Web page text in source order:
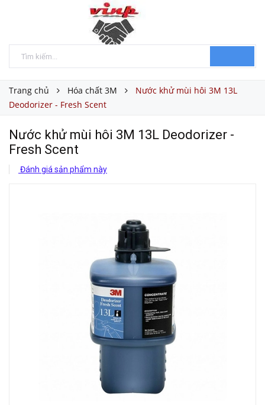
Trang chủ Hóa chất 3M
Nước khử mùi hôi 3M 13L
Deodorizer - Fresh Scent
Nước khử mùi hôi 3M 13L Deodorizer -
Fresh Scent
Đánh giá sản phẩm này